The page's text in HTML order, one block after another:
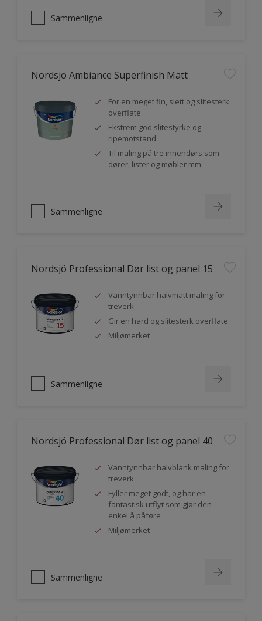
Sammenligne
Nordsjö Ambiance Superfinish Matt
For en meget fin, slett og slitesterk
overflate
Ekstrem god slitestyrke og
ripemotstand
Til maling på tre innendørs som
dører, lister og møbler mm.
Sammenligne
Nordsjö Professional Dør list og panel 15
Vanntynnbar halvmatt maling for
treverk
Gir en hard og slitesterk overflate
Miljømerket
Sammenligne
Nordsjö Professional Dør list og panel 40
Vanntynnbar halvblank maling for
treverk
Fyller meget godt, og har en
fantastisk utflyt som gjør den
enkel å påføre
Miljømerket
Sammenligne